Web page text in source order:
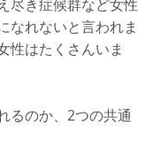
尽き症候群など女性
なれないと言われま
性はたくさんいま
るのか、2つの共通